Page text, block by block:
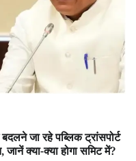
जा रहे पब्लिक ट्रांसपोर्ट
क्या-क्या होगा समिट में?